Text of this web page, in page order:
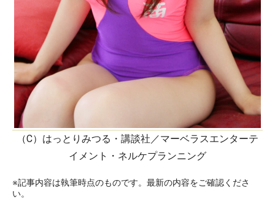
（C）はっとりみつる・講談社／マーベラスエンターテ
イメント・ネルケプランニング
※記事内容は執筆時点のものです。最新の内容をご確認くださ
い。